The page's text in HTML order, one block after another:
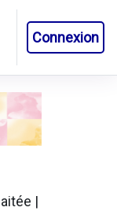
Connexion
|